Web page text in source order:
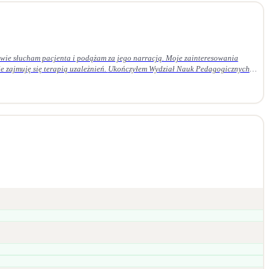
słucham pacjenta i podążam za jego narracją. Moje zainteresowania
Wydział Nauk Pedagogicznych
szkolenie z psychoterapii psychodynamicznej w Krakowskim
superwizji u certyfikowanego superwizora.